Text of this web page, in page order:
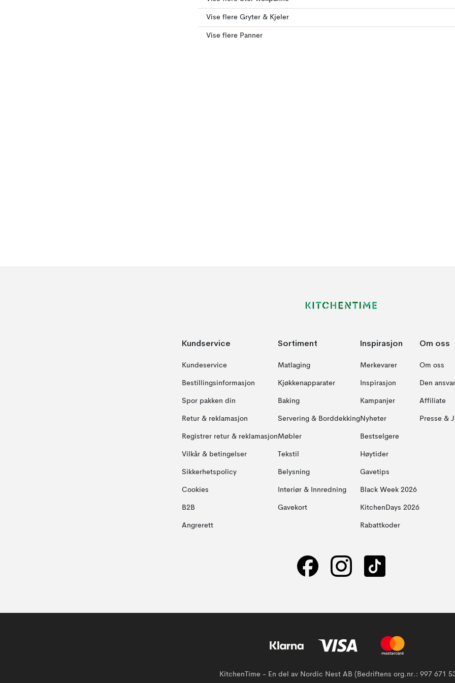
Vise flere Gryter & Kjeler
Vise flere Panner
Kundservice
Kundeservice
Bestillingsinformasjon
Spor pakken din
Retur & reklamasjon
Registrer retur & reklamasjon
Vilkår & betingelser
Sikkerhetspolicy
Cookies
B2B
Angrerett
Sortiment
Matlaging
Kjøkkenapparater
Baking
Servering & Borddekking
Møbler
Tekstil
Belysning
Interiør & Innredning
Gavekort
Inspirasjon
Merkevarer
Inspirasjon
Kampanjer
Nyheter
Bestselgere
Høytider
Gavetips
Black Week 2026
KitchenDays 2026
Rabattkoder
Om oss
Om oss
Den
Affiliate
Presse &
KitchenTime - En del av Nordic Nest AB (Bedriftens org.nr.: 997 671